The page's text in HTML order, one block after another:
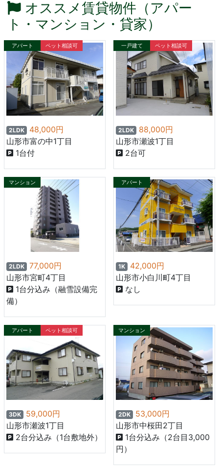
オススメ賃貸物件（アパー
ト・マンション・貸家）
アパート ペット相談可
2LDK
48,000円
山形市富の中1丁目
1台付
一戸建て ペット相談可
2LDK
88,000円
山形市瀬波1丁目
2台可
マンション
2LDK
77,000円
山形市宮町4丁目
1台分込み（融雪設備完
備）
アパート
1K
42,000円
山形市小白川町4丁目
なし
アパート ペット相談可
3DK
59,000円
山形市瀬波1丁目
2台分込み（1台敷地外）
マンション
2DK
53,000円
山形市中桜田2丁目
1台分込み（2台目3,000
円）